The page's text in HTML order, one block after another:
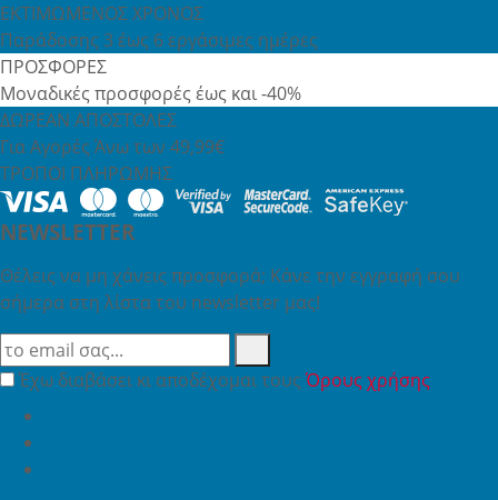
ΕΚΤΙΜΩΜΕΝΟΣ ΧΡΟΝΟΣ
Παράδοσης 3 έως 6 εργάσιμες ημέρες
ΠΡΟΣΦΟΡΕΣ
Μοναδικές προσφορές έως και -40%
ΔΩΡΕΑΝ ΑΠΟΣΤΟΛΕΣ
Για Αγορές Άνω των 49,99€
ΤΡΟΠΟΙ ΠΛΗΡΩΜΗΣ
NEWSLETTER
Θέλεις να μη χάνεις προσφορά; Κάνε την εγγραφή σου
σήμερα στη λίστα του newsletter μας!
Έχω διαβάσει κι αποδέχομαι τουςΌρους χρήσης